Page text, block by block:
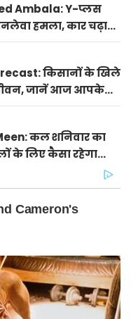
Ambala: Y-प्लस
हमला, कार चढ़ाने
किसानों के खिले
जानें आज आपके
कल शनिवार का
के लिए कैसा रहेगा